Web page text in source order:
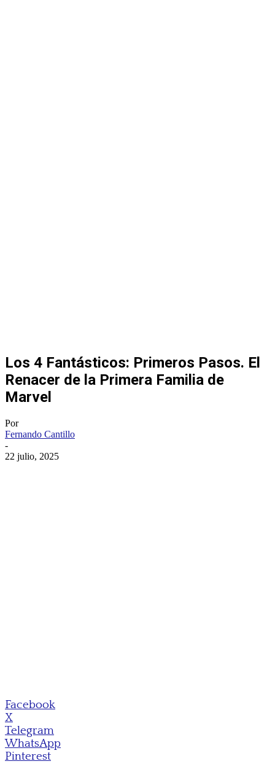
Los 4 Fantásticos: Primeros Pasos. El
Renacer de la Primera Familia de
Marvel
Por
Fernando Cantillo
-
22 julio, 2025
Facebook
X
Telegram
WhatsApp
Pinterest